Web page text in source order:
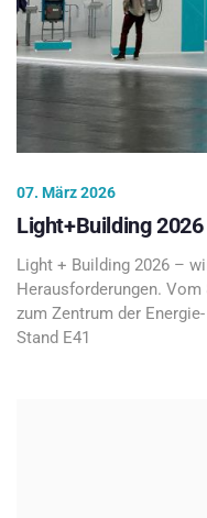
07. März 2026
Light+Building 2026
Light + Building 2026 –
Herausforderungen.
zum Zentrum der
Stand E41